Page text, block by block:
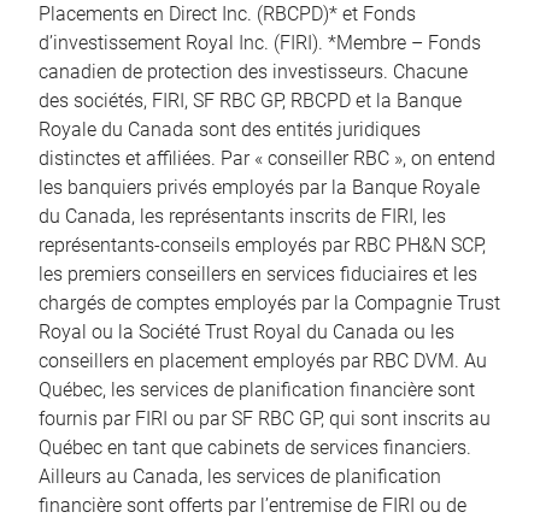
Placements en Direct Inc. (RBCPD)* et Fonds
d’investissement Royal Inc. (FIRI). *Membre – Fonds
canadien de protection des investisseurs. Chacune
des sociétés, FIRI, SF RBC GP, RBCPD et la Banque
Royale du Canada sont des entités juridiques
distinctes et affiliées. Par « conseiller RBC », on entend
les banquiers privés employés par la Banque Royale
du Canada, les représentants inscrits de FIRI, les
représentants-conseils employés par RBC PH&N SCP,
les premiers conseillers en services fiduciaires et les
chargés de comptes employés par la Compagnie Trust
Royal ou la Société Trust Royal du Canada ou les
conseillers en placement employés par RBC DVM. Au
Québec, les services de planification financière sont
fournis par FIRI ou par SF RBC GP, qui sont inscrits au
Québec en tant que cabinets de services financiers.
Ailleurs au Canada, les services de planification
financière sont offerts par l’entremise de FIRI ou de